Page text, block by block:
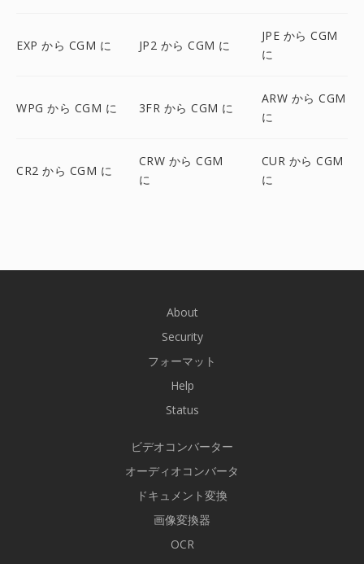
EXP から CGM に JP2 から CGM に
JPE から CGM
に
WPG から CGM に 3FR から CGM に
ARW から CGM
に
CR2 から CGM に
CRW から CGM
に
CUR から CGM
に
About
Security
フォーマット
Help
Status
ビデオコンバーター
オーディオコンバータ
ドキュメント変換
画像変換器
OCR